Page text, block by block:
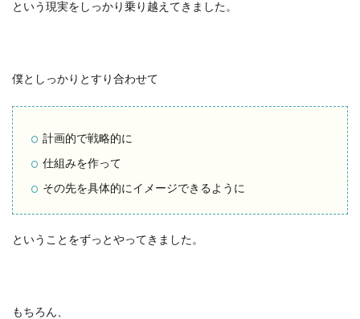
という現実をしっかり乗り越えてきました。
僕としっかりとすり合わせて
計画的で戦略的に
仕組みを作って
その先を具体的にイメージできるように
ということをずっとやってきました。
もちろん、